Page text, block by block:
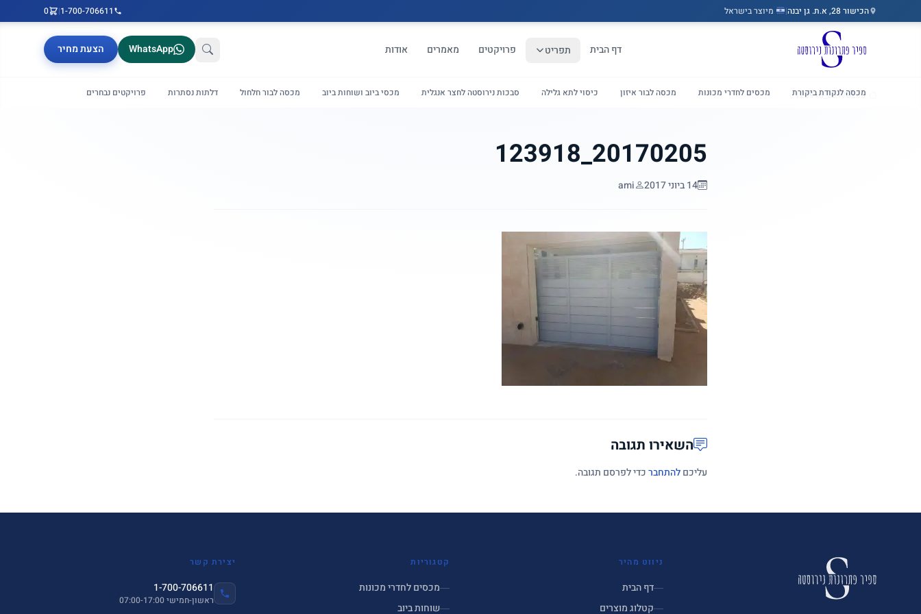
דלג לתוכן הראשי
הכישור 28, א.ת. גן יבנה | מיוצר בישראל 1-700-706611
|
0
דף הבית תפריט פרויקטים מאמרים אודות WhatsApp הצעת מחיר
מכסה לנקודת ביקורת מכסים לחדרי מכונות מכסה לבור איזון כיסוי לתא גלילה סבכות נירוסטה לחצר אנגלית מכסי ביוב ושוחות ביוב מכסה לבור חלחול דלתות נסתרות פרויקטים נבחרים 20170205_123918
20170205_123918
14 ביוני 2017 ami
השאירו תגובה
עליכםלהתחברכדי לפרסם תגובה.
ניווט מהיר
דף הבית
קטלוג מוצרים
קטגוריות
מכסים לחדרי מכונות
שוחות ביוב
יצירת קשר
1-700-706611
ראשון-חמישי 07:00-17:00